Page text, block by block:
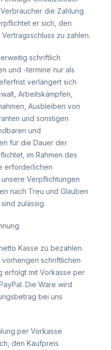
die Zahlung
er sich, den
zu zahlen.
schriftlich
und -termine nur als
verlängert sich
Arbeitskämpfen,
Ausbleiben von
und sonstigen
und
für die Dauer der
im Rahmen des
erforderlichen
Verpflichtungen
nach Treu und Glauben
zulässig.
Kasse zu bezahlen.
schriftlichen
erfolgt mit Vorkasse per
Die Ware wird
bei uns
per Vorkasse
den Kaufpreis